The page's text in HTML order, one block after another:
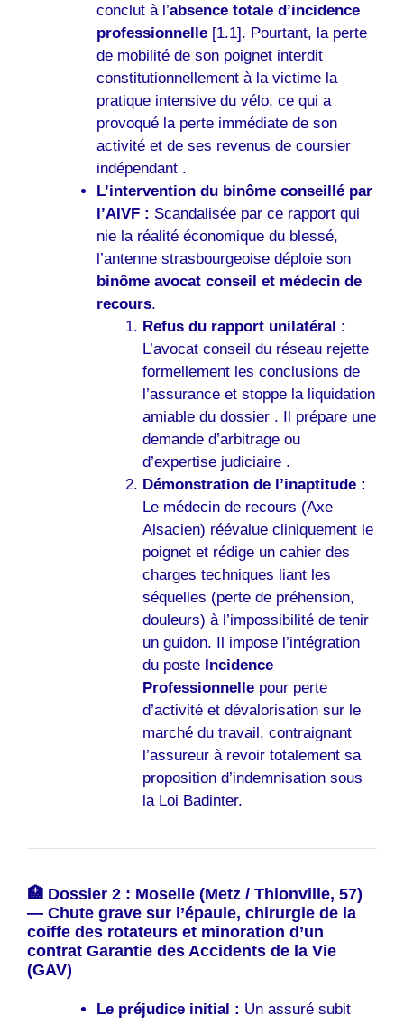
conclut à l’absence totale d’incidence
professionnelle[1.1]. Pourtant, la perte
de mobilité de son poignet interdit
constitutionnellement à la victime la
pratique intensive du vélo, ce qui a
provoqué la perte immédiate de son
activité et de ses revenus de coursier
indépendant .
L’intervention du binôme conseillé par
l’AIVF : Scandalisée par ce rapport qui
nie la réalité économique du blessé,
l’antenne strasbourgeoise déploie son
binôme avocat conseil et médecin de
recours.
Refus du rapport unilatéral :
L’avocat conseil du réseau rejette
formellement les conclusions de
l’assurance et stoppe la liquidation
amiable du dossier . Il prépare une
demande d’arbitrage ou
d’expertise judiciaire .
Démonstration de l’inaptitude :
Le médecin de recours (Axe
Alsacien) réévalue cliniquement le
poignet et rédige un cahier des
charges techniques liant les
séquelles (perte de préhension,
douleurs) à l’impossibilité de tenir
un guidon. Il impose l’intégration
du poste Incidence
Professionnellepour perte
d’activité et dévalorisation sur le
marché du travail, contraignant
l’assureur à revoir totalement sa
proposition d’indemnisation sous
la Loi Badinter.
🏥 Dossier 2 : Moselle (Metz / Thionville, 57)
— Chute grave sur l’épaule, chirurgie de la
coiffe des rotateurs et minoration d’un
contrat Garantie des Accidents de la Vie
(GAV)
Le préjudice initial : Un assuré subit